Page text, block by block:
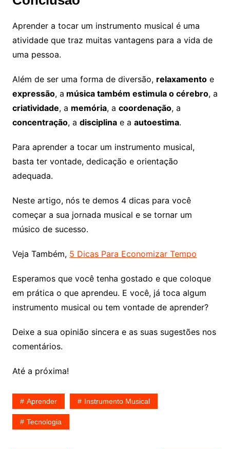
Aprender a tocar um instrumento musical é uma
atividade que traz muitas vantagens para a vida de
uma pessoa.
Além de ser uma forma de diversão, relaxamentoe
expressão, a música também estimula o cérebro, a
criatividade, a memória, a coordenação, a
concentração, a disciplinae a autoestima.
Para aprender a tocar um instrumento musical,
basta ter vontade, dedicação e orientação
adequada.
Neste artigo, nós te demos 4 dicas para você
começar a sua jornada musical e se tornar um
músico de sucesso.
Veja Também, 5 Dicas Para Economizar Tempo
Esperamos que você tenha gostado e que coloque
em prática o que aprendeu. E você, já toca algum
instrumento musical ou tem vontade de aprender?
Deixe a sua opinião sincera e as suas sugestões nos
comentários.
Até a próxima!
Aprender Instrumento Musical
Tecnologia